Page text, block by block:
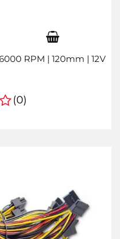
RPM | 120mm | 12V
(0)